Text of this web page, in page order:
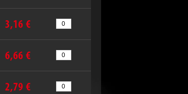
3,16 €
6,66 €
2,79 €